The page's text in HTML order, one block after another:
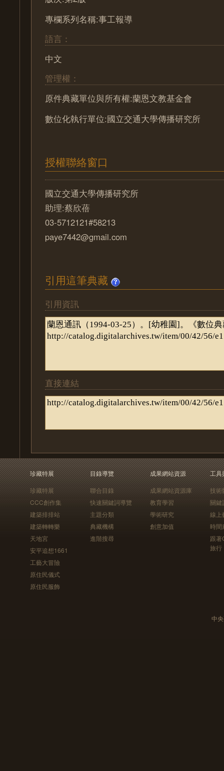
專欄系列名稱:事工報導
語言：
中文
管理權：
原件典藏單位與所有權:蘭恩文教基金會
數位化執行單位:國立交通大學傳播研究所
授權聯絡窗口
國立交通大學傳播研究所
助理:蔡欣蓓
03-5712121#58213
paye7442@gmail.com
引用這筆典藏
引用資訊
直接連結
珍藏特展
珍藏特展
CCC創作集
建築排排站
建築轉轉樂
天地宮
安平追想1661
工藝大冒險
原住民儀式
原住民服飾
目錄導覽
聯合目錄
快速關鍵詞導覽
主題分類
典藏機構
進階搜尋
成果網站資源
成果網站資源庫
教育學習
學術研究
創意加值
工具
技術
關鍵
線上
時間
跟
旅行
中